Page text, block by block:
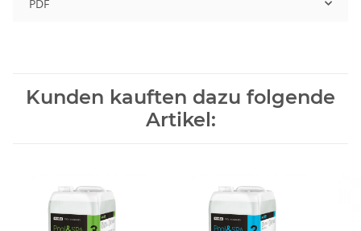
PDF
Kunden kauften dazu folgende
Artikel: